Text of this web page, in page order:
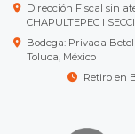
Dirección Fiscal sin
CHAPULTEPEC I
Bodega: Privada
Toluca, México
Retiro en